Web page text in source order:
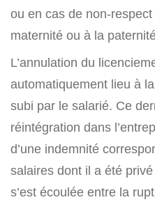
ou en cas de non-
maternité ou à la
L’annulation du
automatiquement lieu à
subi par le salarié. Ce
réintégration dans
d’une indemnité
salaires dont il a été
s’est écoulée entre la